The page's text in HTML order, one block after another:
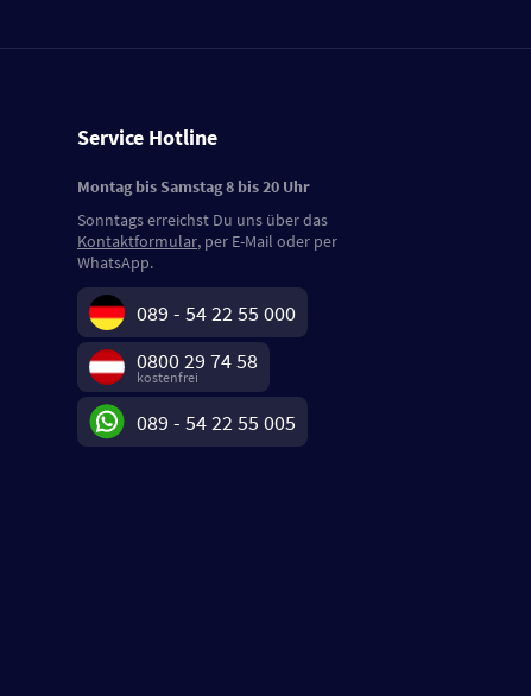
Service Hotline
Montag bis Samstag 8 bis 20 Uhr
Sonntags erreichst Du uns über das
Kontaktformular, per E-Mail oder per
WhatsApp.
089 - 54 22 55 000
0800 29 74 58
kostenfrei
089 - 54 22 55 005